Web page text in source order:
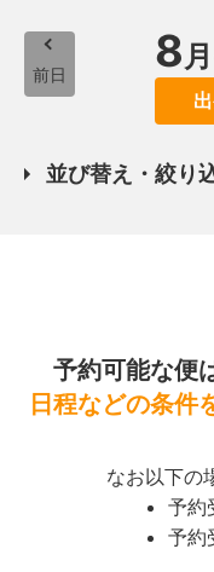
前日 8月
並び替え・絞り
予約可能な便
日程などの条件
なお以下の
予約
予約